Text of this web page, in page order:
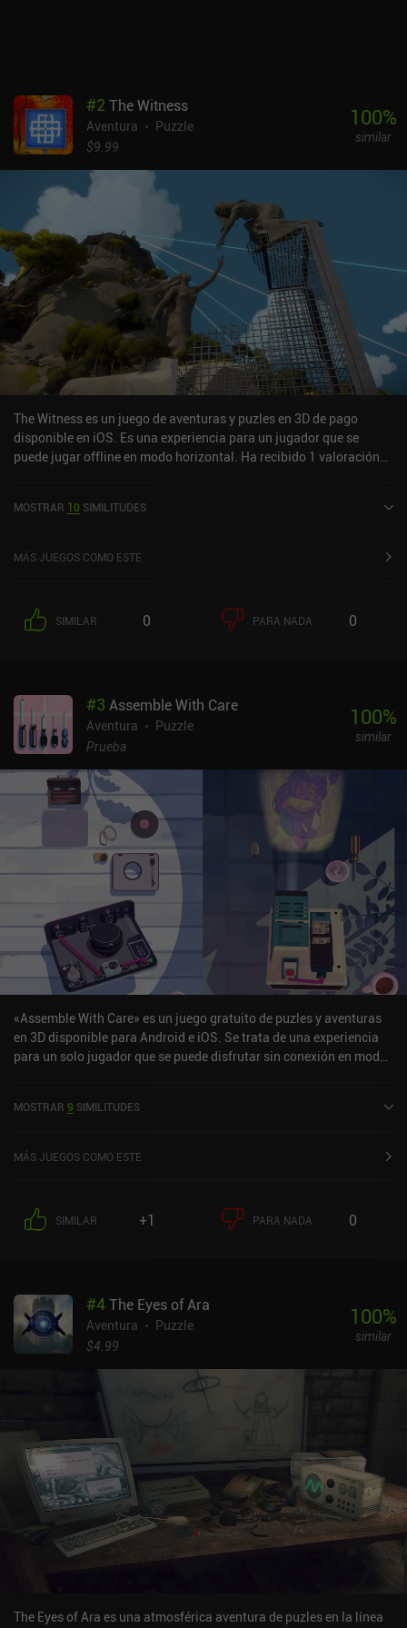
caso, sigue siendo un juego muy bien hecho y bastante divertido.
#2 The Witness
Aventura
Puzzle
$9.99
100%
similar
The Witness es un juego de aventuras y puzles en 3D de pago
disponible en iOS. Es una experiencia para un jugador que se
puede jugar offline en modo horizontal. Ha recibido 1 valoración
iOS App Store.
MOSTRAR 10 SIMILITUDES
MÁS JUEGOS COMO ESTE
SIMILAR 0 PARA NADA 0
#3 Assemble With Care
Aventura
Puzzle
Prueba
100%
similar
«Assemble With Care» es un juego gratuito de puzles y aventuras
en 3D disponible para Android e iOS. Se trata de una experiencia
para un solo jugador que se puede disfrutar sin conexión en modo
septiembre de 2023 y cuenta actualmente con una valoración de
iOS.
MOSTRAR 9 SIMILITUDES
MÁS JUEGOS COMO ESTE
SIMILAR +1 PARA NADA 0
#4The Eyes of Ara
Aventura
Puzzle
$4.99
100%
similar
The Eyes of Ara es una atmosférica aventura de puzles en la línea